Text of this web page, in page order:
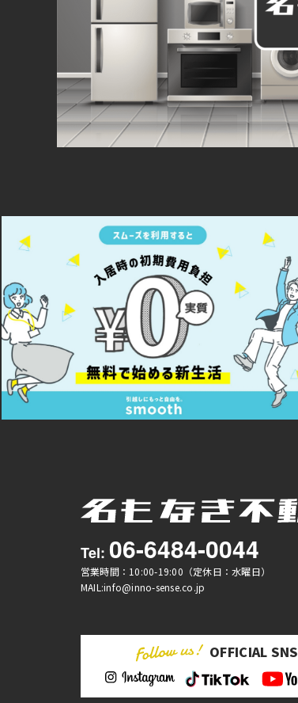
Tel: 06-6484-0044
営業時間：10:00-19:00（定休日：水曜日）
MAIL:info@inno-sense.co.jp
OFFICIAL SNS